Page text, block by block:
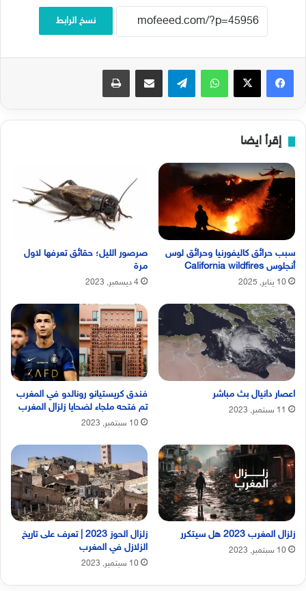
نسخ الرابط
فيسبوك‫X واتساب تيلقرام مشاركة عبر البريد طباعة
إقرأ ايضا
سبب حرائق كاليفورنيا وحرائق لوس
أنجلوس California wildfires
10 يناير, 2025
صرصور الليل؛ حقائق تعرفها لاول
مرة
4 ديسمبر, 2023
اعصار دانيال بث مباشر
11 سبتمبر, 2023
فندق كريستيانو رونالدو في المغرب
تم فتحه ملجاء لضحايا زلزال المغرب
10 سبتمبر, 2023
زلزال المغرب 2023 هل سيتكرر
10 سبتمبر, 2023
زلزال الحوز 2023 | تعرف على تاريخ
الزلازل في المغرب
10 سبتمبر, 2023